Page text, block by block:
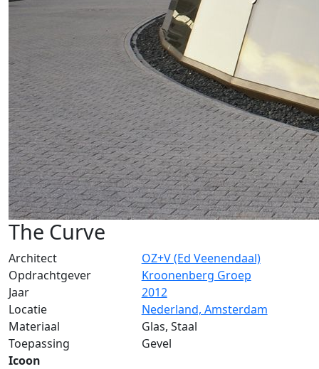
The Curve
Architect
OZ+V (Ed Veenendaal)
Opdrachtgever
Kroonenberg Groep
Jaar
2012
Locatie
Nederland, Amsterdam
Materiaal
Glas, Staal
Toepassing
Gevel
Icoon